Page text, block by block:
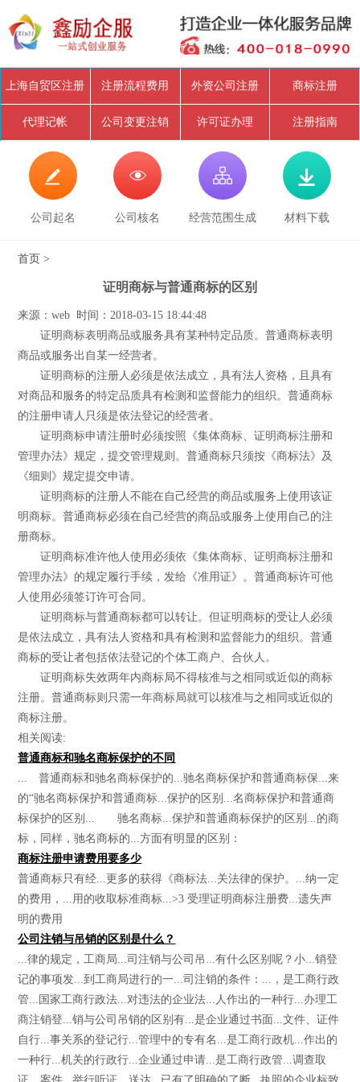
上海自贸区注册 注册流程费用 外资公司注册 商标注册
代理记帐 公司变更注销 许可证办理 注册指南

公司起名

公司核名

经营范围生成

材料下载
首页 >
证明商标与普通商标的区别
来源：web 时间：2018-03-15 18:44:48
证明商标表明商品或服务具有某种特定品质。普通商标表明
商品或服务出自某一经营者。
证明商标的注册人必须是依法成立，具有法人资格，且具有
对商品和服务的特定品质具有检测和监督能力的组织。普通商标
的注册申请人只须是依法登记的经营者。
证明商标申请注册时必须按照《集体商标、证明商标注册和
管理办法》规定，提交管理规则。普通商标只须按《商标法》及
《细则》规定提交申请。
证明商标的注册人不能在自己经营的商品或服务上使用该证
明商标。普通商标必须在自己经营的商品或服务上使用自己的注
册商标。
证明商标准许他人使用必须依《集体商标、证明商标注册和
管理办法》的规定履行手续，发给《准用证》。普通商标许可他
人使用必须签订许可合同。
证明商标与普通商标都可以转让。但证明商标的受让人必须
是依法成立，具有法人资格和具有检测和监督能力的组织。普通
商标的受让者包括依法登记的个体工商户、合伙人。
证明商标失效两年内商标局不得核准与之相同或近似的商标
注册。普通商标则只需一年商标局就可以核准与之相同或近似的
商标注册。
相关阅读:
普通商标和驰名商标保护的不同
... 普通商标和驰名商标保护的...驰名商标保护和普通商标保...来
的“驰名商标保护和普通商标...保护的区别...名商标保护和普通商
标保护的区别... 驰名商标...保护和普通商标保护的区别...的商
标，同样，驰名商标的...方面有明显的区别：
商标注册申请费用要多少
普通商标只有经...更多的获得《商标法...关法律的保护。...纳一定
的费用，...用的收取标准商标...>3 受理证明商标注册费...遗失声
明的费用
公司注销与吊销的区别是什么？
...律的规定，工商局...司注销与公司吊...有什么区别呢？小...销登
记的事项发...到工商局进行的一...司注销的条件：...，是工商行政
管...国家工商行政法...对违法的企业法...人作出的一种行...办理工
商注销登...销与公司吊销的区别有...是企业通过书面...文件、证件
自行...事关系的登记行...管理中的专有名...是工商行政机...作出的
一种行...机关的行政行...企业通过申请...是工商行政管...调查取